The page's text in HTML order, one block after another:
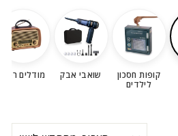
קופות חסכון
לילדים
שואבי אבק מודלים רטרו
מיון